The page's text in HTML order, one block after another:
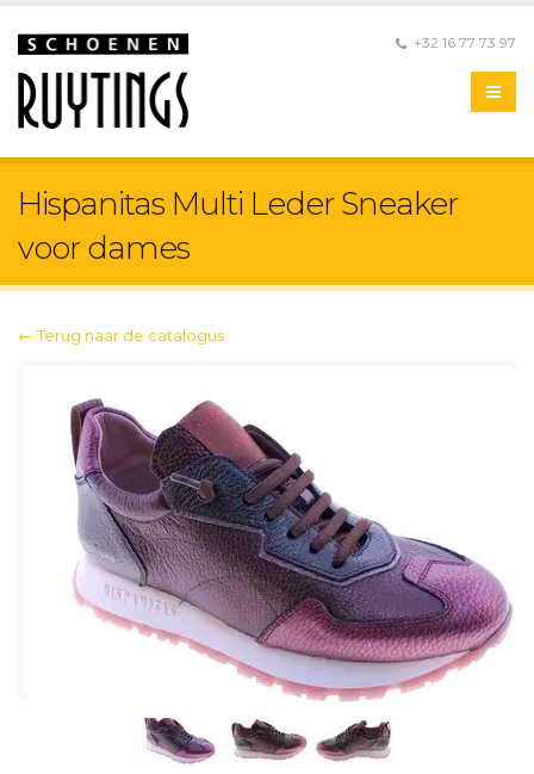
+32 16 77 73 97
Hispanitas Multi Leder Sneaker
voor dames
← Terug naar de catalogus